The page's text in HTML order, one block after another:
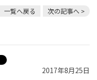
一覧へ戻る 次の記事へ >
2017年8月25日